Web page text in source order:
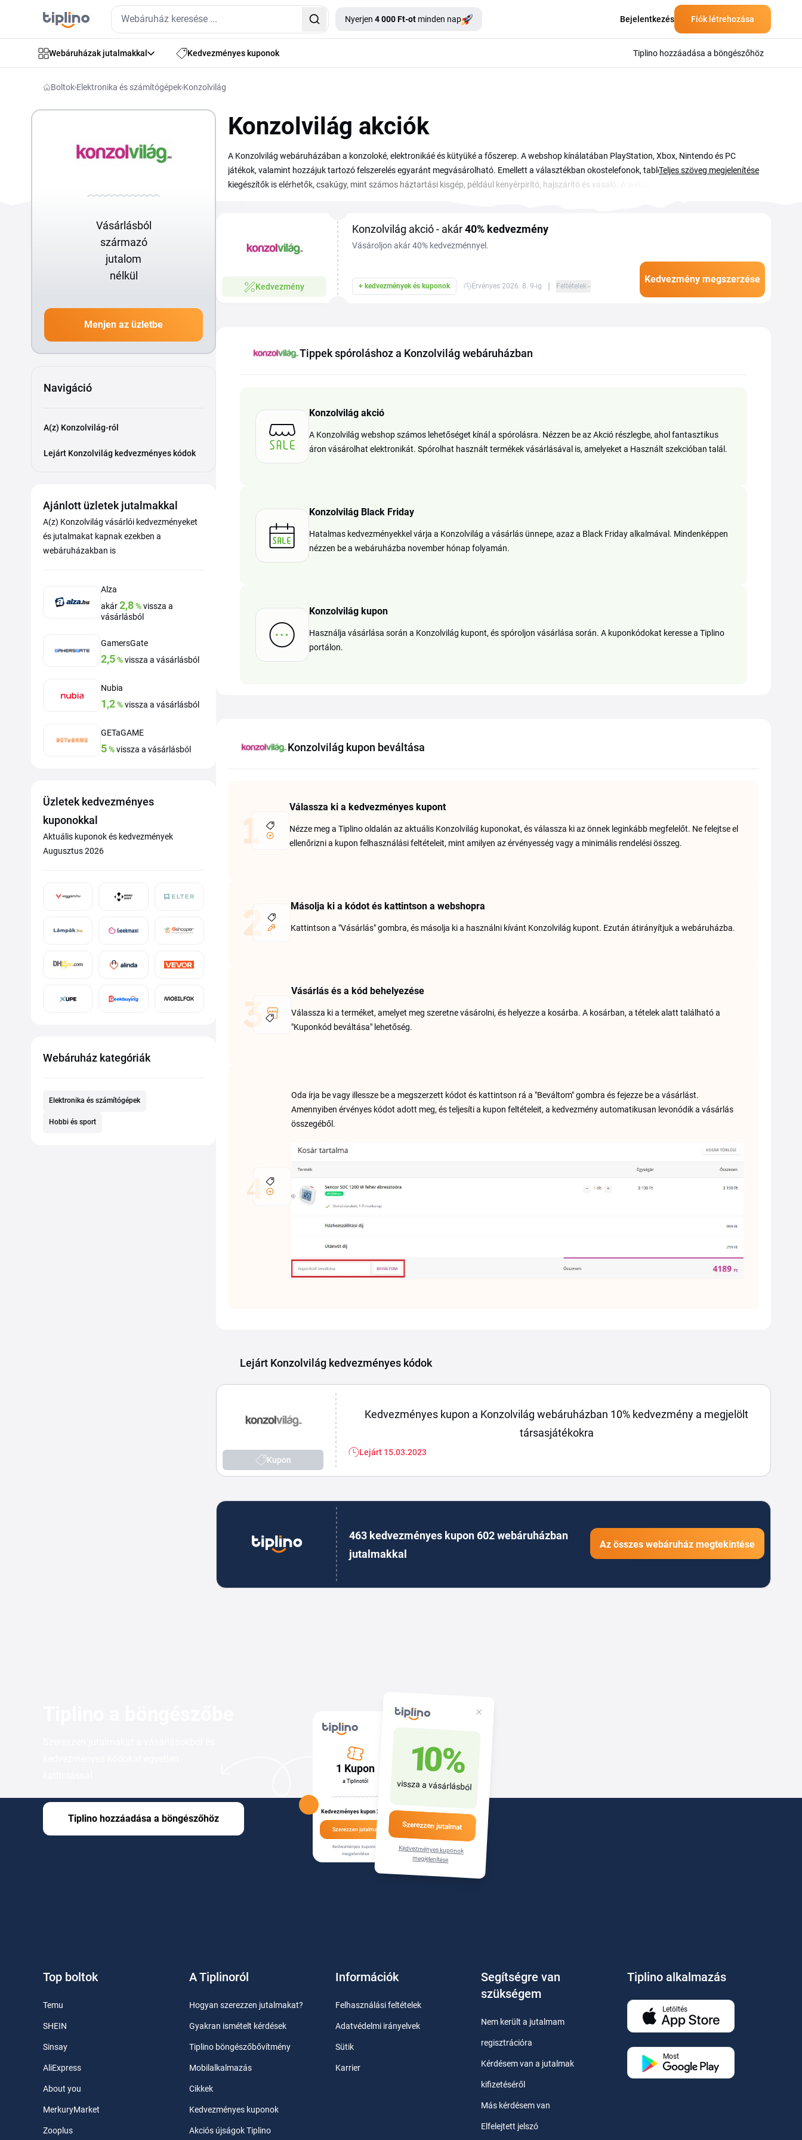
Nyerjen 4 000 Ft-ot minden nap Bejelentkezés Fiók létrehozása
Webáruházak jutalmakkal Kedvezményes kuponok Tiplino hozzáadása a böngészőhöz
Boltok Elektronika és számítógépek Konzolvilág
Vásárlásból
származó
jutalom
nélkül
Menjen az üzletbe
Navigáció
A(z) Konzolvilág-ról
Lejárt Konzolvilág kedvezményes kódok
Ajánlott üzletek jutalmakkal
A(z) Konzolvilág vásárlói kedvezményeket
és jutalmakat kapnak ezekben a
webáruházakban is
Alza
akár2,8%vissza a
vásárlásból
GamersGate
2,5%vissza a vásárlásból
Nubia
1,2%vissza a vásárlásból
GETaGAME
5%vissza a vásárlásból
Üzletek kedvezményes
kuponokkal
Aktuális kuponok és kedvezmények
Augusztus 2026
Webáruház kategóriák
Elektronika és számítógépek
Hobbi és sport
Konzolvilág akciók
A Konzolvilág webáruházában a konzoloké, elektronikáé és kütyüké a főszerep. A webshop kínálatában PlayStation, Xbox, Nintendo és PC
játékok, valamint hozzájuk tartozó felszerelés egyaránt megvásárolható. Emellett a választékban okostelefonok, tabletek, számítógépek és
kiegészítők is elérhetők, csakúgy, mint számos háztartási kisgép, például kenyérpirító, hajszárító és vasaló. A webshopban spórolási lehetőségek
Teljes szöveg megjelenítése
Kedvezmény
Konzolvilág akció - akár40% kedvezmény
Vásároljon akár 40% kedvezménnyel.
+ kedvezmények és kuponok Érvényes 2026. 8. 9-ig | Feltételek
Kedvezmény megszerzése
Tippek spóroláshoz a Konzolvilág webáruházban
Konzolvilág akció
A Konzolvilág webshop számos lehetőséget kínál a spórolásra. Nézzen be az Akció részlegbe, ahol fantasztikus
áron vásárolhat elektronikát. Spórolhat használt termékek vásárlásával is, amelyeket a Használt szekcióban talál.
Konzolvilág Black Friday
Hatalmas kedvezményekkel várja a Konzolvilág a vásárlás ünnepe, azaz a Black Friday alkalmával. Mindenképpen
nézzen be a webáruházba november hónap folyamán.
Konzolvilág kupon
Használja vásárlása során a Konzolvilág kupont, és spóroljon vásárlása során. A kuponkódokat keresse a Tiplino
portálon.
Konzolvilág kupon beváltása
Válassza ki a kedvezményes kupont
Nézze meg a Tiplino oldalán az aktuális Konzolvilág kuponokat, és válassza ki az önnek leginkább megfelelőt. Ne felejtse el
ellenőrizni a kupon felhasználási feltételeit, mint amilyen az érvényesség vagy a minimális rendelési összeg.
Másolja ki a kódot és kattintson a webshopra
Kattintson a "Vásárlás" gombra, és másolja ki a használni kívánt Konzolvilág kupont. Ezután átirányítjuk a webáruházba.
Vásárlás és a kód behelyezése
Válassza ki a terméket, amelyet meg szeretne vásárolni, és helyezze a kosárba. A kosárban, a tételek alatt található a
"Kuponkód beváltása" lehetőség.
Oda írja be vagy illessze be a megszerzett kódot és kattintson rá a "Beváltom" gombra és fejezze be a vásárlást.
Amennyiben érvényes kódot adott meg, és teljesíti a kupon feltételeit, a kedvezmény automatikusan levonódik a vásárlás
összegéből.
Lejárt Konzolvilág kedvezményes kódok
Kupon
Kedvezményes kupon a Konzolvilág webáruházban 10% kedvezmény a megjelölt
társasjátékokra
Lejárt 15.03.2023
463 kedvezményes kupon 602 webáruházban
jutalmakkal
Az összes webáruház megtekintése
Tiplino hozzáadása a böngészőhöz
10 %
vissza a vásárlásból
Szerezzen jutalmat
Kedvezményes kuponok
megjelenítése
1 Kupon
a Tiplinotól
Kedvezményes kupon 200 ft
Szerezzen jutalmat
Kedvezményes kuponok
megjelenítése
Top boltok
Temu
SHEIN
Sinsay
AliExpress
About you
MerkuryMarket
Zooplus
A Tiplinoról
Hogyan szerezzen jutalmakat?
Gyakran ismételt kérdések
Tiplino böngészőbővítmény
Mobilalkalmazás
Cikkek
Kedvezményes kuponok
Akciós újságok Tiplino
Információk
Felhasználási feltételek
Adatvédelmi irányelvek
Sütik
Karrier
Segítségre van
szükségem
Nem került a jutalmam
regisztrációra
Kérdésem van a jutalmak
kifizetéséről
Más kérdésem van
Elfelejtett jelszó
Tiplino alkalmazás
Letöltés
Most